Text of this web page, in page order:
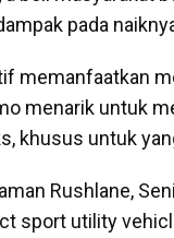
pada
memanfaatkan
menarik untuk
khusus untuk
Rushlane,
sport utility